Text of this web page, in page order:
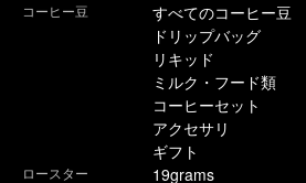
コーヒー豆
すべてのコーヒー豆
ドリップバッグ
リキッド
ミルク・フード類
コーヒーセット
アクセサリ
ギフト
ロースター
19grams